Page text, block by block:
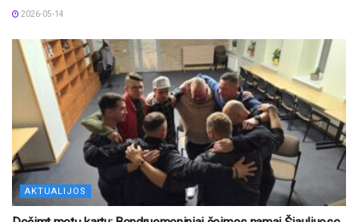
2026-05-14
AKTUALIJOS